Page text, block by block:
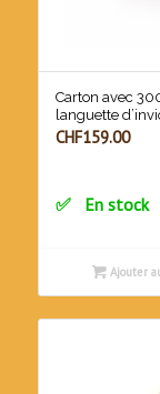
Carton avec
languette
CHF159.00
En stock
Ajouter